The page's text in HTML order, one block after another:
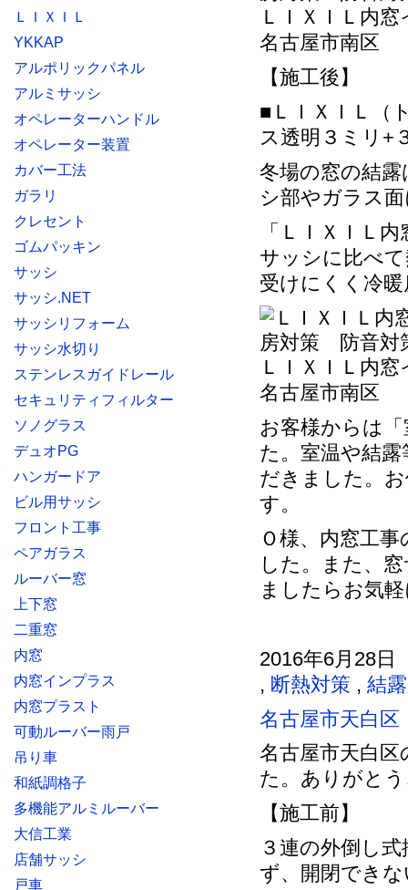
ＬＩＸＩＬ内
名古屋市南区
【施工後】
■ＬＩＸＩＬ
ス透明３ミリ+
冬場の窓の結
シ部やガラス
「ＬＩＸＩＬ
サッシに比べ
受けにくく冷
ＬＩＸＩＬ内
名古屋市南区
お客様からは
た。室温や結
だきました。
す。
Ｏ様、内窓工
した。また、
ましたらお気
2016年6月28
, 断熱対策 , 結
名古屋市天白
名古屋市天白
た。ありがと
【施工前】
３連の外倒し
ず、開閉でき
ＬＩＸＩＬ
YKKAP
アルポリックパネル
アルミサッシ
オペレーターハンドル
オペレーター装置
カバー工法
ガラリ
クレセント
ゴムパッキン
サッシ
サッシ.NET
サッシリフォーム
サッシ水切り
ステンレスガイドレール
セキュリティフィルター
ソノグラス
デュオPG
ハンガードア
ビル用サッシ
フロント工事
ペアガラス
ルーバー窓
上下窓
二重窓
内窓
内窓インプラス
内窓プラスト
可動ルーバー雨戸
吊り車
和紙調格子
多機能アルミルーバー
大信工業
店舗サッシ
戸車